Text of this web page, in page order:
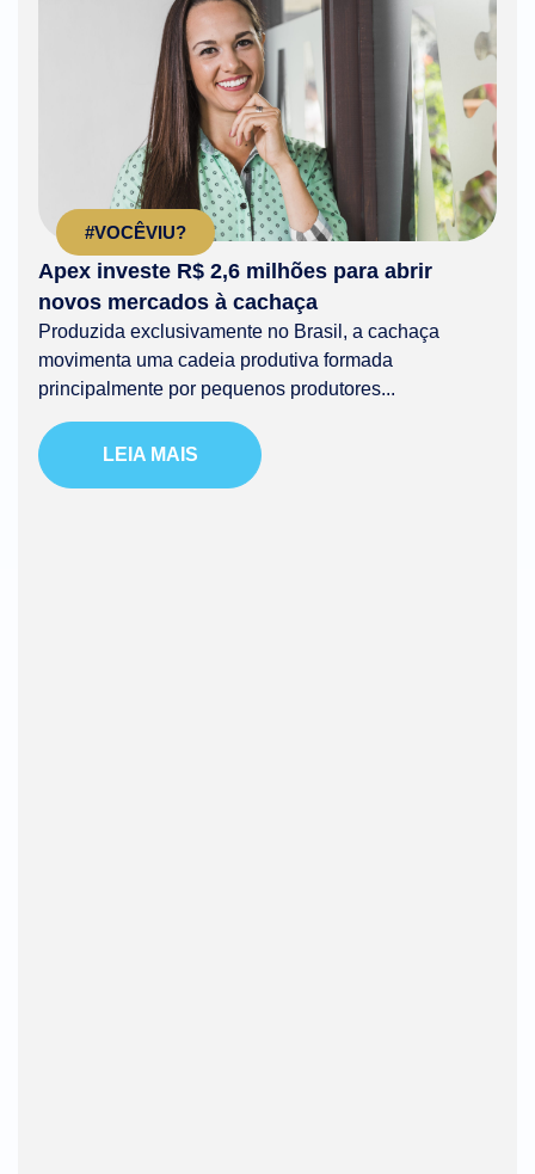
#VOCÊVIU?
Apex investe R$ 2,6 milhões para abrir
novos mercados à cachaça
Produzida exclusivamente no Brasil, a cachaça
movimenta uma cadeia produtiva formada
principalmente por pequenos produtores...
LEIA MAIS